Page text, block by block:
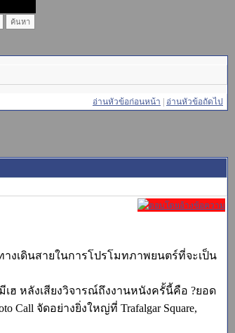
อ่านหัวข้อก่อนหน้า อ่านหัวข้อถัดไป
งเดินสายในการโปรโมทภาพยนตร์ที่จะเป็น
หลังเสียงวิจารณ์ถึงงานหนังครั้นี้คือ ?ยอด
Call จัดอย่างยิ่งใหญ่ที่ Trafalgar Square,